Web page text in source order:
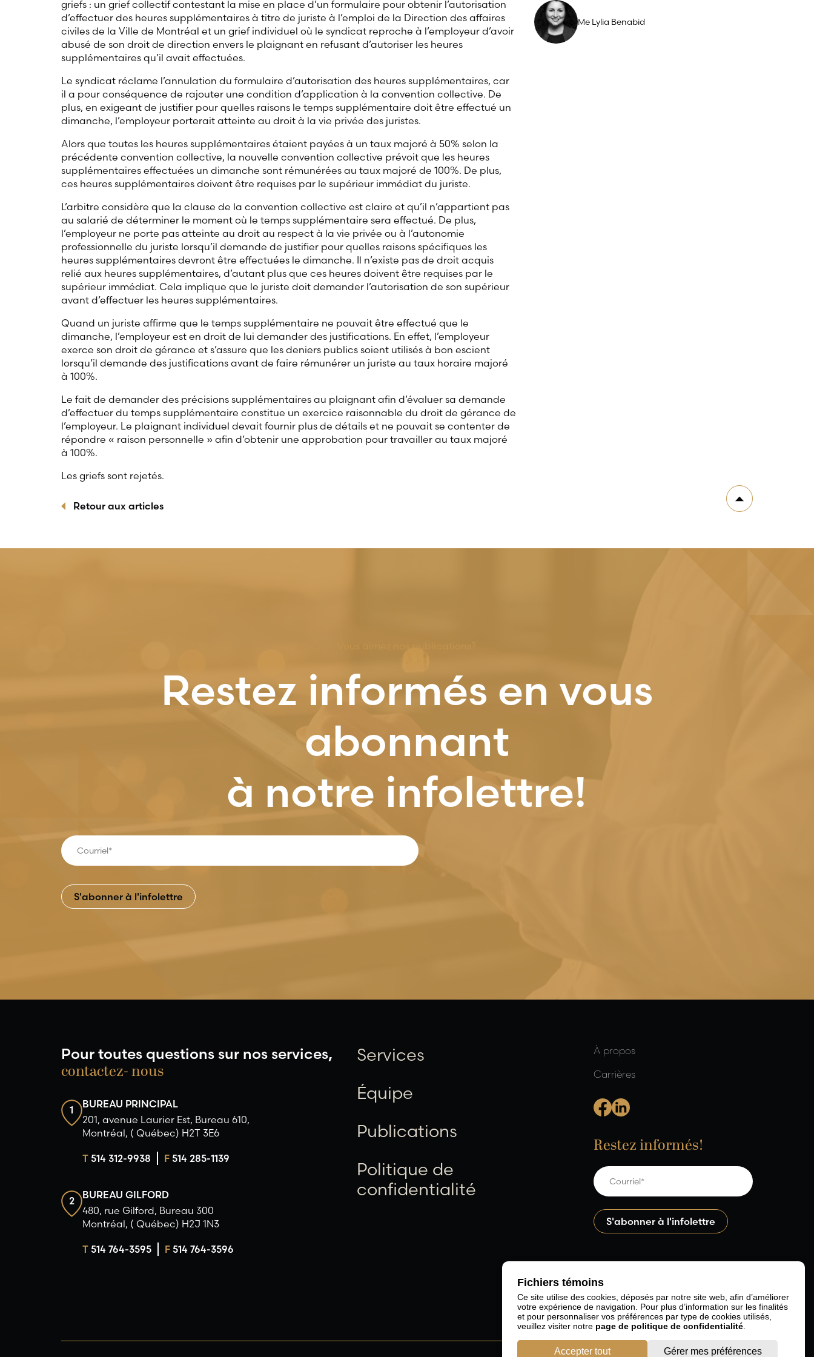
griefs : un grief collectif contestant la mise en place d’un formulaire pour obtenir l’autorisation
d’effectuer des heures supplémentaires à titre de juriste à l’emploi de la Direction des affaires
civiles de la Ville de Montréal et un grief individuel où le syndicat reproche à l’employeur d’avoir
abusé de son droit de direction envers le plaignant en refusant d’autoriser les heures
supplémentaires qu’il avait effectuées.
Le syndicat réclame l’annulation du formulaire d’autorisation des heures supplémentaires, car
il a pour conséquence de rajouter une condition d’application à la convention collective. De
plus, en exigeant de justifier pour quelles raisons le temps supplémentaire doit être effectué un
dimanche, l’employeur porterait atteinte au droit à la vie privée des juristes.
Alors que toutes les heures supplémentaires étaient payées à un taux majoré à 50% selon la
précédente convention collective, la nouvelle convention collective prévoit que les heures
supplémentaires effectuées un dimanche sont rémunérées au taux majoré de 100%. De plus,
ces heures supplémentaires doivent être requises par le supérieur immédiat du juriste.
L’arbitre considère que la clause de la convention collective est claire et qu’il n’appartient pas
au salarié de déterminer le moment où le temps supplémentaire sera effectué. De plus,
l’employeur ne porte pas atteinte au droit au respect à la vie privée ou à l’autonomie
professionnelle du juriste lorsqu’il demande de justifier pour quelles raisons spécifiques les
heures supplémentaires devront être effectuées le dimanche. Il n’existe pas de droit acquis
relié aux heures supplémentaires, d’autant plus que ces heures doivent être requises par le
supérieur immédiat. Cela implique que le juriste doit demander l’autorisation de son supérieur
avant d’effectuer les heures supplémentaires.
Quand un juriste affirme que le temps supplémentaire ne pouvait être effectué que le
dimanche, l’employeur est en droit de lui demander des justifications. En effet, l’employeur
exerce son droit de gérance et s’assure que les deniers publics soient utilisés à bon escient
lorsqu’il demande des justifications avant de faire rémunérer un juriste au taux horaire majoré
à 100%.
Le fait de demander des précisions supplémentaires au plaignant afin d’évaluer sa demande
d’effectuer du temps supplémentaire constitue un exercice raisonnable du droit de gérance de
l’employeur. Le plaignant individuel devait fournir plus de détails et ne pouvait se contenter de
répondre « raison personnelle » afin d’obtenir une approbation pour travailler au taux majoré
à 100%.
Les griefs sont rejetés.
Retour aux articles
Me Lylia Benabid
Restez informés en vous
abonnant
à notre infolettre!
Pour toutes questions sur nos services,
contactez- nous
1
BUREAU PRINCIPAL
201, avenue Laurier Est, Bureau 610,
Montréal, ( Québec) H2T 3E6
T514 312-9938 F514 285-1139
2
BUREAU GILFORD
480, rue Gilford, Bureau 300
Montréal, ( Québec) H2J 1N3
T514 764-3595 F514 764-3596
Services
Équipe
Publications
Politique de
confidentialité
À propos
Carrières
Restez informés!
Fichiers témoins
Ce site utilise des cookies, déposés par notre site web, afin d’améliorer
votre expérience de navigation. Pour plus d’information sur les finalités
et pour personnaliser vos préférences par type de cookies utilisés,
veuillez visiter notre page de politique de confidentialité
Accepter tout Gérer mes préférences